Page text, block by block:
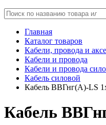
Главная
Каталог товаров
Кабели, провода и
Кабели и провода
Кабели и провода
Кабель силовой
Кабель ВВГнг(А)-LS
Кабель